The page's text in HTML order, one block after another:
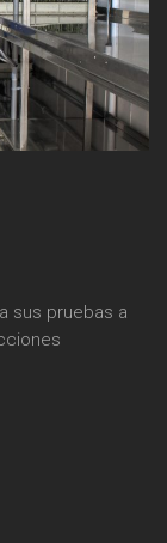
sus pruebas a